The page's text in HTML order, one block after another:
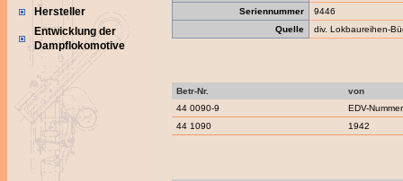
Hersteller
Entwicklung der
Dampflokomotive
Seriennummer
9446
Quelle
div. Lokbaureihen-
Betr-Nr.
von
44 0090-9
EDV-
44 1090
1942